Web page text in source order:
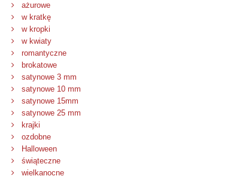
ażurowe
w kratkę
w kropki
w kwiaty
romantyczne
brokatowe
satynowe 3 mm
satynowe 10 mm
satynowe 15mm
satynowe 25 mm
krajki
ozdobne
Halloween
świąteczne
wielkanocne